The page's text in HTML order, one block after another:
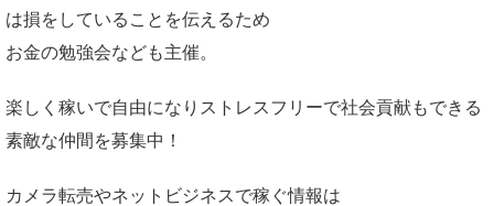
は損をしていることを伝えるため
お金の勉強会なども主催。
楽しく稼いで自由になりストレスフリーで社会貢献もできる
素敵な仲間を募集中！
カメラ転売やネットビジネスで稼ぐ情報は